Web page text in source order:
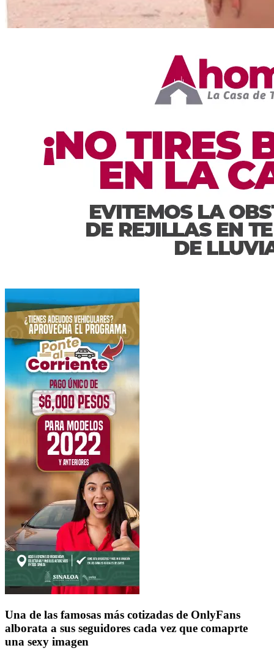
Una de las famosas más cotizadas de OnlyFans
alborata a sus seguidores cada vez que comaprte
una sexy imagen